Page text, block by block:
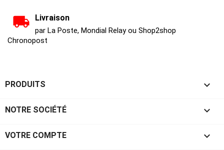
Livraison
par La Poste, Mondial Relay ou Shop2shop
Chronopost
PRODUITS 
NOTRE SOCIÉTÉ 
VOTRE COMPTE 